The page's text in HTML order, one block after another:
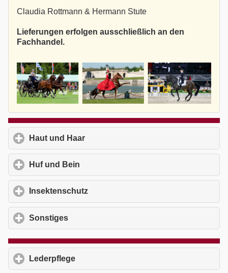
Claudia Rottmann & Hermann Stute
Lieferungen erfolgen ausschließlich an den
Fachhandel.
Haut und Haar
Huf und Bein
Insektenschutz
Sonstiges
Lederpflege